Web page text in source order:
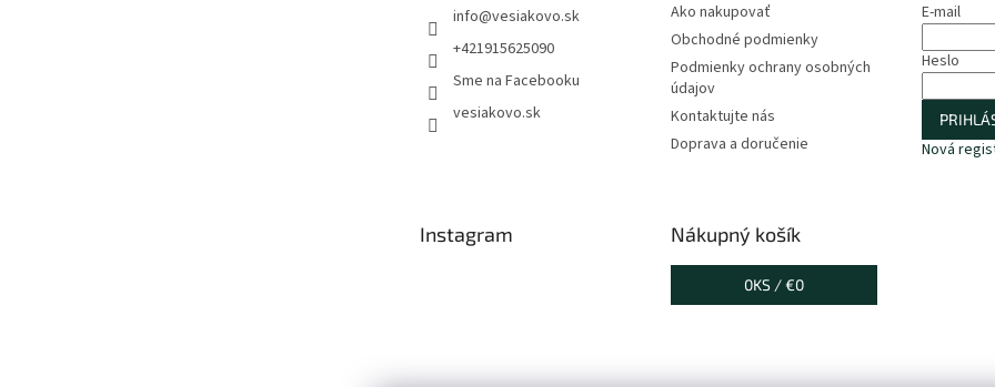
info@vesiakovo.sk
+421915625090
Sme na Facebooku
vesiakovo.sk
Ako nakupovať
Obchodné podmienky
Podmienky ochrany osobných
údajov
Kontaktujte nás
Doprava a doručenie
E-mail
Heslo
Nová
Instagram Nákupný košík
0KS /€0